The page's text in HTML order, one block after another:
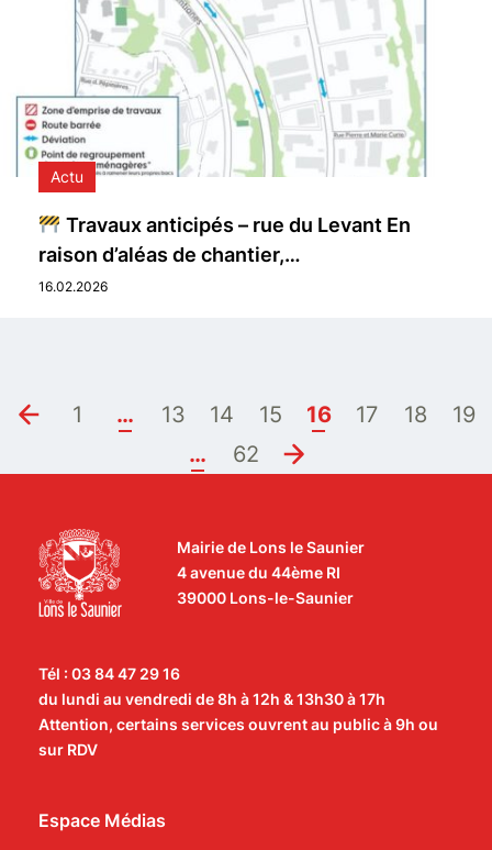
Actu
Travaux anticipés – rue du Levant En
raison d’aléas de chantier,…
16.02.2026
1 … 13 14 15 16 17 18
19
…
62
Mairie de Lons le Saunier
4 avenue du 44ème RI
39000 Lons-le-Saunier
Tél : 03 84 47 29 16
du lundi au vendredi de 8h à 12h & 13h30 à 17h
Attention, certains services ouvrent au public à 9h ou
sur RDV
Espace Médias